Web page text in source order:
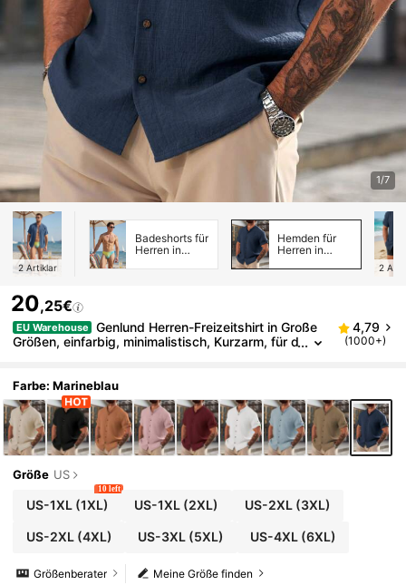
1/7
2 Artiklar
Badeshorts für
Herren in
Hemden für
Herren in
2
20,25€
EU Warehouse
Genlund Herren-Freizeitshirt in Große
Größen, einfarbig, minimalistisch, Kurzarm, für d
4,79
(1000+)
Farbe: Marineblau
Größe US
US-1XL(1XL)
10 left
US-1XL (2XL) US-2XL(3XL)
US-2XL(4XL) US-3XL (5XL) US-4XL(6XL)
Meine Größe finden
Größenberater